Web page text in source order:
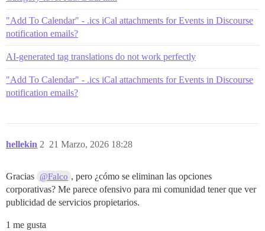
"Add To Calendar" - .ics iCal attachments for Events in Discourse
notification emails?
AI-generated tag translations do not work perfectly
"Add To Calendar" - .ics iCal attachments for Events in Discourse
notification emails?
hellekin 21 Marzo, 2026 18:28
2
Gracias @Falco , pero ¿cómo se eliminan las opciones
corporativas? Me parece ofensivo para mi comunidad tener que ver
publicidad de servicios propietarios.
1 me gusta